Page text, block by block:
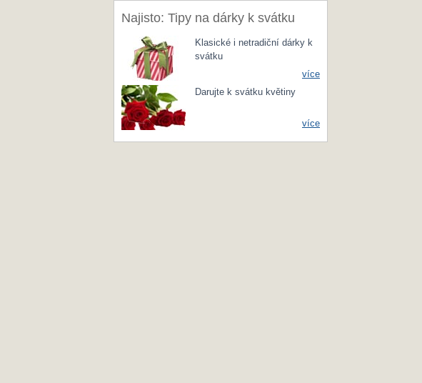
Najisto: Tipy na dárky k svátku
Klasické i netradiční dárky k
svátku
více
Darujte k svátku květiny
více